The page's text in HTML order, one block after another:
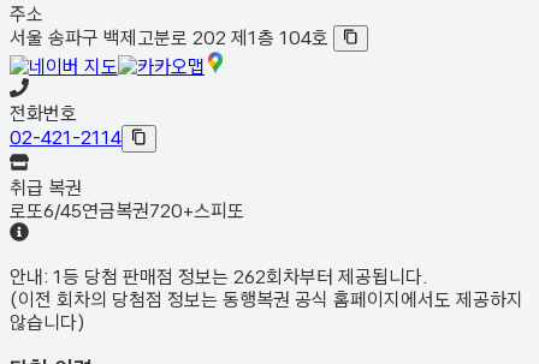
주소
서울 송파구 백제고분로 202 제1층 104호
전화번호
02-421-2114
취급 복권
로또6/45연금복권720+스피또
안내: 1등 당첨 판매점 정보는 262회차부터 제공됩니다.
(이전 회차의 당첨점 정보는 동행복권 공식 홈페이지에서도 제공하지
않습니다)